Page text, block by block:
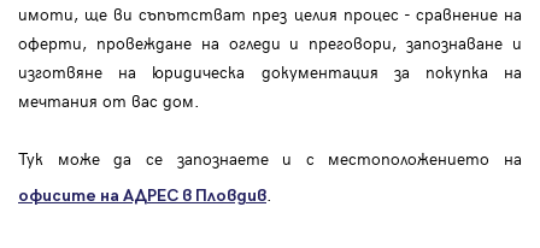
имоти, ще ви съпътстват през целия процес - сравнение на
оферти, провеждане на огледи и преговори, запознаване и
изготвяне на юридическа документация за покупка на
мечтания от вас дом.
Тук може да се запознаете и с местоположението на
офисите на АДРЕС в Пловдив.